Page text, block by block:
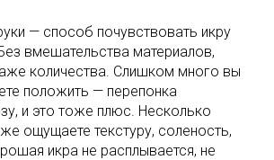
— способ почувствовать икру
вмешательства материалов,
количества. Слишком много вы
положить — перепонка
и это тоже плюс. Несколько
ощущаете текстуру, соленость,
икра не расплывается, не